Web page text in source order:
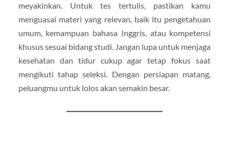
meyakinkan. Untuk tes tertulis, pastikan kamu
menguasai materi yang relevan, baik itu pengetahuan
umum, kemampuan bahasa Inggris, atau kompetensi
khusus sesuai bidang studi. Jangan lupa untuk menjaga
kesehatan dan tidur cukup agar tetap fokus saat
mengikuti tahap seleksi. Dengan persiapan matang,
peluangmu untuk lolos akan semakin besar.